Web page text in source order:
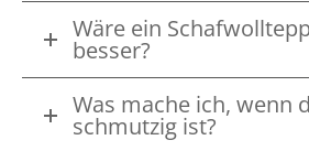
Wäre ein
besser?
Was mache ich, wenn
schmutzig ist?